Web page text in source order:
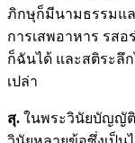
ภิกษุก็มีนามธรรมแล
การเสพอาหาร รส
ก็ฉันได้ และสติระลึ
เปล่า
สุ. ในพระวินัยบัญญัติ